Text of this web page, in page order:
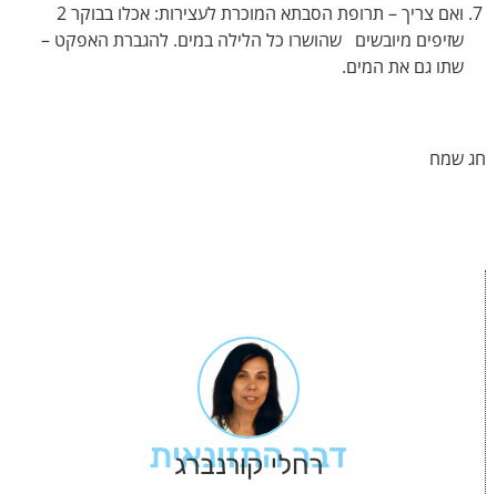
ואם צריך – תרופת הסבתא המוכרת לעצירות: אכלו בבוקר 2
שזיפים מיובשים שהושרו כל הלילה במים. להגברת האפקט –
שתו גם את המים.
חג שמח
דבר התזונאית
רחלי קורנברג